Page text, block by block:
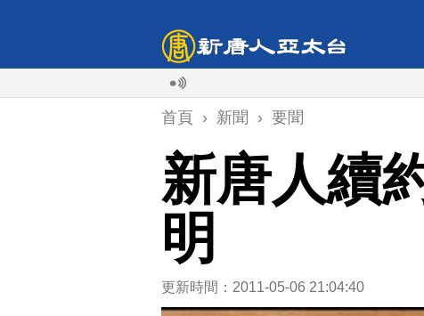
首頁 › 新聞 › 要聞
新唐人續
明
更新時間：2011-05-06 21:04:40